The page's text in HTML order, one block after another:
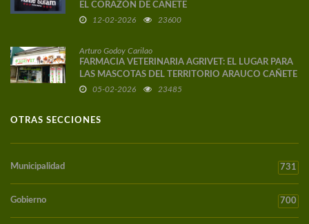
EL CORAZÓN DE CAÑETE
12-02-2026 23600
Arturo Godoy Carilao
FARMACIA VETERINARIA AGRIVET: EL LUGAR PARA
LAS MASCOTAS DEL TERRITORIO ARAUCO CAÑETE
05-02-2026 23485
OTRAS SECCIONES
Municipalidad 731
Gobierno 700